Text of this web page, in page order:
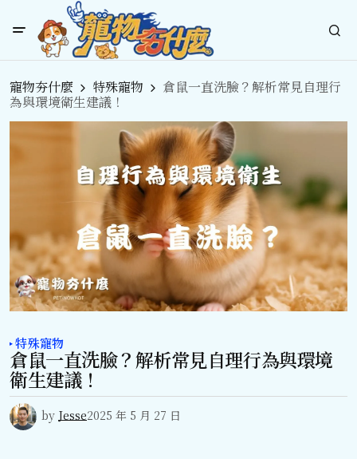
寵物夯什麼 特殊寵物
倉鼠一直洗臉？解析常見自理行
為與環境衛生建議！
特殊寵物
倉鼠一直洗臉？解析常見自理行為與環境
衛生建議！
by Jesse2025 年 5 月 27 日